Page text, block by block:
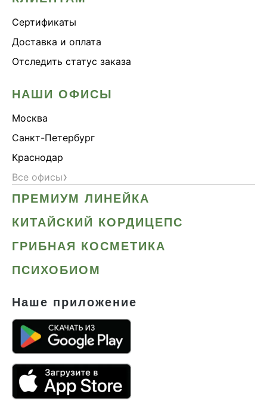
Сертификаты
Доставка и оплата
Отследить статус заказа
НАШИ ОФИСЫ
Москва
Санкт-Петербург
Краснодар
Все офисы›
ПРЕМИУМ ЛИНЕЙКА
КИТАЙСКИЙ КОРДИЦЕПС
ГРИБНАЯ КОСМЕТИКА
ПСИХОБИОМ
Наше приложение